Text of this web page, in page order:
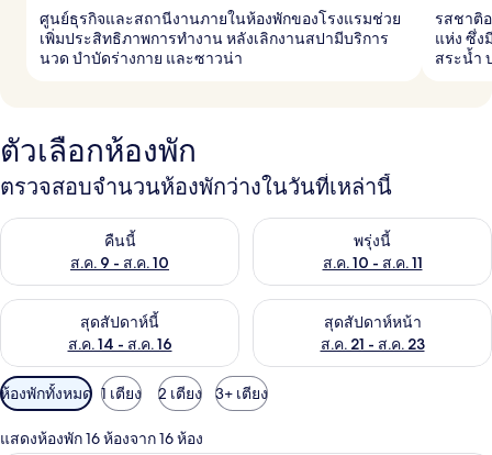
ศูนย์ธุรกิจและสถานีงานภายในห้องพักของโรงแรมช่วย
เพิ่มประสิทธิภาพการทำงาน หลังเลิกงานสปามีบริการ
นวด บำบัดร่างกาย และซาวน่า
รสชาติ
แห่ง ซึ่ง
สระน้ำ
ตัวเลือกห้องพัก
ตรวจสอบจำนวนห้องพักว่างในวันที่เหล่านี้
คืนนี้
ส.ค. 9 - ส.ค. 10
ตรวจสอบจำนวนห้องพักว่างในคืนนี้ ส.ค. 9 - ส.ค. 10
พรุ่งนี้
ส.ค. 10 - ส.ค. 11
ตรวจสอบจำนวนห้องพักว่างใน
สุดสัปดาห์นี้
ส.ค. 14 - ส.ค. 16
ตรวจสอบจำนวนห้องพักว่างในสุดสัปดาห์นี้ ส.ค. 14 - ส.ค. 16
สุดสัปดาห์หน้า
ส.ค. 21 - ส.ค. 23
ตรวจสอบจำนวนห้องพักว่างใน
ตัว
กรอง
ที่
ห้องพักทั้งหมด 1 เตียง 2 เตียง 3+ เตียง
แสดงห้องพัก 16 ห้องจาก 16 ห้อง